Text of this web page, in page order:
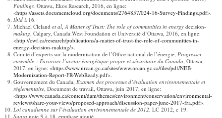
Findings,Ottawa, Ekos Research, 2016, en ligne:
<https://assets.documentcloud.org/documents/2764857/024-16-Survey-Findings.pdf>.
Ibid à 16.
Michael Clelandet al ,A Matter of Trust: The role of communities in energy decision-
making , Calgary, Canada West Foundation et Université d’Ottawa, 2016, en ligne:
<http://cwf.ca/research/publications/a-matter-of-trust-the-role-of-communities-in-
energy-decision-making/>.
Comité d’experts sur la modernisation de l’Office national de l’énergie, Progresser
ensemble : Favoriser l’avenir énergétique propre et sécuritaire du Canada , Ottawa,
2017, en ligne: <https://www.nrcan.gc.ca/sites/www.nrcan.gc.ca/files/pdf/NEB-
Modernization-Report-FR-WebReady.pdf>.
Gouvernement du Canada, Examen des processus d’évaluation environnementale et
réglementaire , Document de travail, Ottawa, juin 2017, en ligne:
<https://www.canada.ca/content/dam/themes/environment/conservation/environmental-
reviews/share-your-views/proposed-approach/discussion-paper-june-2017-fra.pdf>.
Loi canadienne sur l’évaluation environnementale de 2012 , LC 2012, c 19.
Supranote 9 à 18, emphase ajouté.